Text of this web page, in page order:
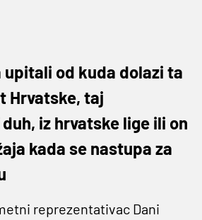
upitali od kuda dolazi ta
Hrvatske, taj
iz hrvatske lige ili on
kada se nastupa za
reprezentativac Dani